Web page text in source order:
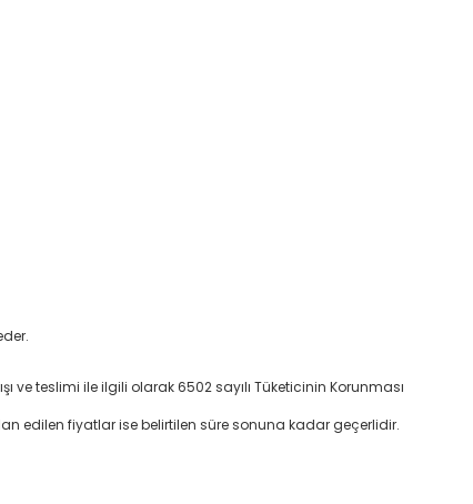
ve teslimi ile ilgili olarak 6502 sayılı Tüketicinin Korunması
edilen fiyatlar ise belirtilen süre sonuna kadar geçerlidir.